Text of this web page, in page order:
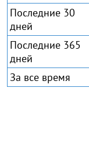
Последние 30
дней
Последние 365
дней
За все время